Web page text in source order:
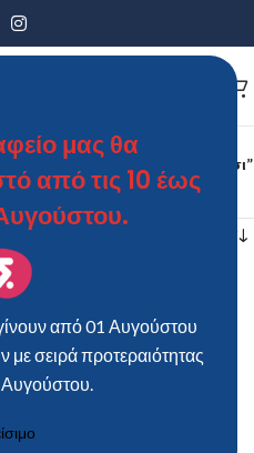
μας θα
από τις 10 έως
από 01 Αυγούστου
με σειρά προτεραιότητας
Αυγούστου.
Βάπτισης B5137Β για κορίτσι”